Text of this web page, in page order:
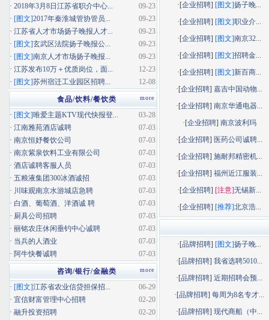
·[企业招聘] [图文]扬子晚...
·[企业招聘] [图文]职业介...
·[企业招聘] [图文]南京32...
·[企业招聘] [图文]招聘金...
·[企业招聘] [图文]新百商...
·[企业招聘]嘉吉中国动物...
·[企业招聘]南京华通电器...
·[企业招聘] 南京波利玛
·[企业招聘] 医药公司诚聘...
·[企业招聘]施耐邦精密机...
·[企业招聘]福州近江服装...
·[企业招聘] [注意]无锡新...
·[企业招聘] [推荐]北京浩...
·[品牌招聘] [图文]扬子晚...
·[品牌招聘]我省选聘5010...
·[品牌招聘]近期招聘会预...
·[品牌招聘]每周为8名专才...
·[品牌招聘]现代商船（中...
09-23
· 2018年3月8日江苏省职介中心...
09-23
· [图文]2017年秦淮城管协管员...
09-23
· 江苏省人才市场扬子晚报人才...
09-23
· [图文]玄武区法院扬子晚报公...
09-23
· [图文]南京人才市场扬子晚报...
12-23
· 江苏发布10万＋优质岗位，面...
12-08
· [图文]苏州宿迁工业园区招聘...
more
食品/饮料/餐饮类
03-28
· [图文]唯爱主题KTV现代快报登...
07-03
· 江南雅苑酒店诚聘
07-03
· 南京恒妤餐饮公司
07-03
· 南京紫泉饮料工业有限公司
07-03
· 酒店诚聘客服人员
07-03
· 五粮液集团300冰酒诚招
07-03
· 川味观南京水游城店急聘
07-03
· 白酒、葡萄酒、洋酒诚 聘
07-03
· 厨具公司招聘
07-03
· 丽铭农庄休闲垂钓中心诚聘
07-03
· 当兵的人酒业
07-03
· 阿牛快餐诚聘
more
咨询/银行/金融类
06-29
· [图文]江苏省农业信贷担保招...
02-20
· 宜信财富管理中心招聘
02-20
· 融升投资招聘